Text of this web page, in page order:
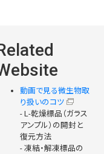
動画で見る微生物取
り扱いのコツ
- L-乾燥標品（ガラス
アンプル）の開封と
復元方法
- 凍結・解凍標品の